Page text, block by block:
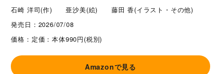
石崎 洋司(作) 亜沙美(絵) 藤田 香(イラスト・その他)
発売日： 2026/07/08
価格： 定価：本体990円(税別)
Amazonで見る